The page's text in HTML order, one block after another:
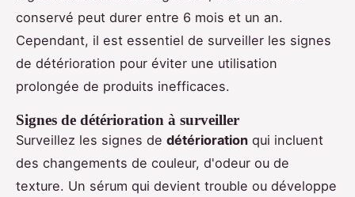
conservé peut durer entre 6 mois et un an.
Cependant, il est essentiel de surveiller les signes
de détérioration pour éviter une utilisation
prolongée de produits inefficaces.
Signes de détérioration à surveiller
Surveillez les signes de détérioration qui incluent
des changements de couleur, d'odeur ou de
texture. Un sérum qui devient trouble ou développe